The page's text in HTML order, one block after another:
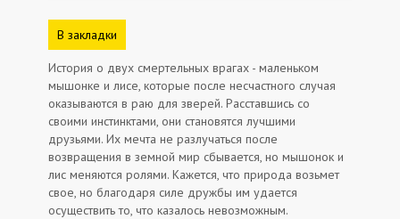
В закладки
История о двух смертельных врагах - маленьком
мышонке и лисе, которые после несчастного случая
оказываются в раю для зверей. Расставшись со
своими инстинктами, они становятся лучшими
друзьями. Их мечта не разлучаться после
возвращения в земной мир сбывается, но мышонок и
лис меняются ролями. Кажется, что природа возьмет
свое, но благодаря силе дружбы им удается
осуществить то, что казалось невозможным.